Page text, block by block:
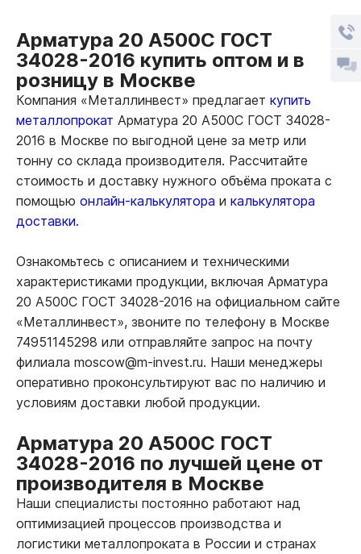
Арматура 20 А500С ГОСТ
34028-2016 купить оптом и в
розницу в Москве
Компания «Металлинвест» предлагает купить
металлопрокат Арматура 20 А500С ГОСТ 34028-
2016 в Москве по выгодной цене за метр или
тонну со склада производителя. Рассчитайте
стоимость и доставку нужного объёма проката с
помощью онлайн-калькулятора и калькулятора
доставки.
Ознакомьтесь с описанием и техническими
характеристиками продукции, включая Арматура
20 А500С ГОСТ 34028-2016 на официальном сайте
«Металлинвест», звоните по телефону в Москве
74951145298 или отправляйте запрос на почту
филиала moscow@m-invest.ru. Наши менеджеры
оперативно проконсультируют вас по наличию и
условиям доставки любой продукции.
Арматура 20 А500С ГОСТ
34028-2016 по лучшей цене от
производителя в Москве
Наши специалисты постоянно работают над
оптимизацией процессов производства и
логистики металлопроката в России и странах